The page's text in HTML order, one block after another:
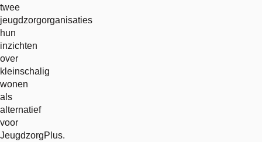
twee
jeugdzorgorganisaties
hun
inzichten
over
kleinschalig
wonen
als
alternatief
voor
JeugdzorgPlus.